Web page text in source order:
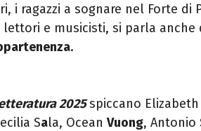
i ragazzi a sognare nel Forte di
e musicisti, si parla anche
.
2025spiccano Elizabeth
Sala, Ocean Vuong, Antonio